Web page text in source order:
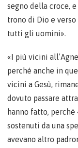
segno della croce,
trono di Dio e verso
tutti gli uomini».
«I più vicini
perché anche in
vicini a Gesù,
dovuto passare
hanno fatto, perché
sostenuti da una
avevano altro